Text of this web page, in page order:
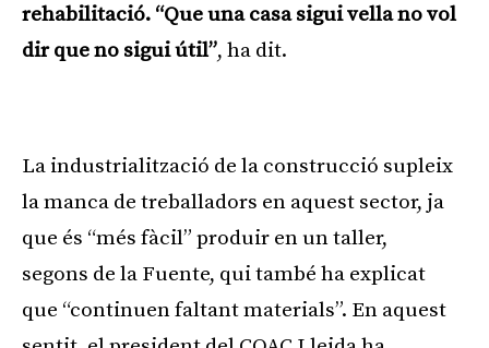
rehabilitació. “Que una casa sigui vella no vol
dir que no sigui útil”, ha dit.
La industrialització de la construcció supleix
la manca de treballadors en aquest sector, ja
que és “més fàcil” produir en un taller,
segons de la Fuente, qui també ha explicat
que “continuen faltant materials”. En aquest